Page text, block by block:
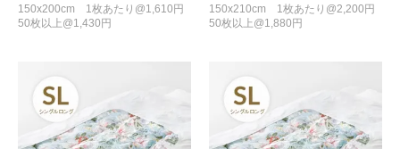
150x200cm 1枚あたり@1,610円
50枚以上@1,430円
150x210cm 1枚あたり@2,200円
50枚以上@1,880円